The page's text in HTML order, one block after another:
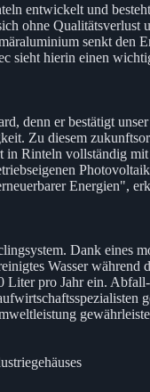
entwickelt und
ohne Qualitätsverlust
senkt den
sieht hierin einen
denn er bestätigt
Zu diesem
in Rinteln vollständig
Energien",
Dank eines
Wasser während
Liter pro Jahr ein.